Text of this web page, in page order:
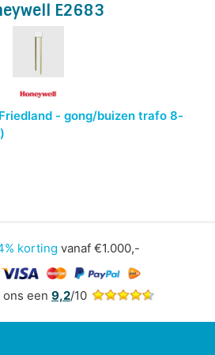
E2683
- gong/buizen trafo 8-
korting vanaf €1.000,-
een 9,2/10